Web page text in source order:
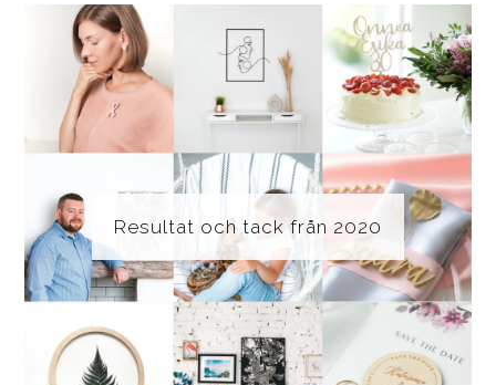
Resultat och tack från 2020